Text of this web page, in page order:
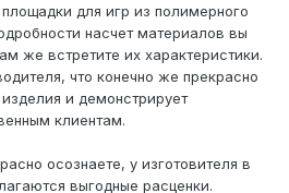
для игр из полимерного
насчет материалов вы
же встретите их характеристики.
что конечно же прекрасно
и демонстрирует
клиентам.
осознаете, у изготовителя в
выгодные расценки.